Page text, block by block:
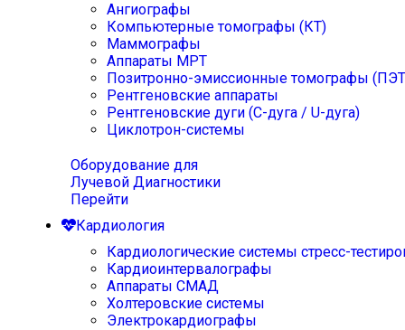
Ангиографы
Компьютерные томографы (КТ)
Маммографы
Аппараты МРТ
Позитронно-эмиссионные томографы
Рентгеновские аппараты
Рентгеновские дуги (С-дуга / U-дуга)
Циклотрон-системы
Оборудование для
Лучевой Диагностики
Перейти
Кардиология
Кардиологические системы стресс-
Кардиоинтервалографы
Аппараты СМАД
Холтеровские системы
Электрокардиографы